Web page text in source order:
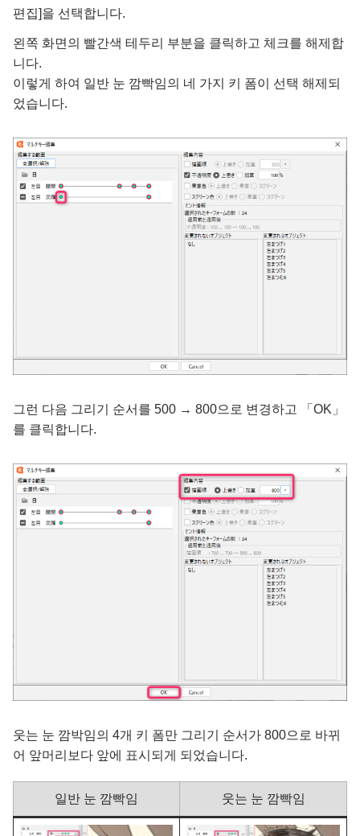
편집]을 선택합니다.
왼쪽 화면의 빨간색 테두리 부분을 클릭하고 체크를 해제합
니다.
이렇게 하여 일반 눈 깜빡임의 네 가지 키 폼이 선택 해제되
었습니다.
그런 다음 그리기 순서를 500 → 800으로 변경하고 「OK」
를 클릭합니다.
웃는 눈 깜박임의 4개 키 폼만 그리기 순서가 800으로 바뀌
어 앞머리보다 앞에 표시되게 되었습니다.
일반 눈 깜빡임 웃는 눈 깜빡임